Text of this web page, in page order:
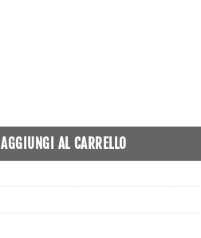
AGGIUNGI AL CARRELLO